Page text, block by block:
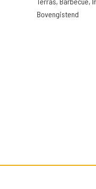
Bovengistend